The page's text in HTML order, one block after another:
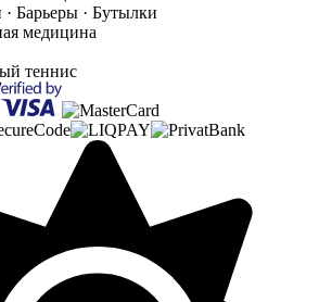
Барьеры · Бутылки
медицина
теннис